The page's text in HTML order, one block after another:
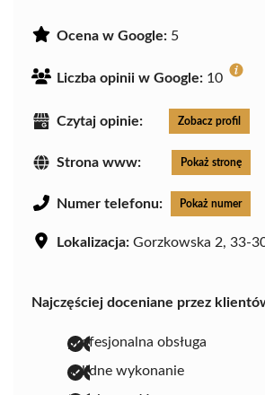
Ocena w Google: 5
Liczba opinii w Google: 10
Czytaj opinie: Zobacz profil
Strona www: Pokaż stronę
Numer telefonu: Pokaż numer
Lokalizacja: Gorzkowska 2, 33-
Najczęściej doceniane przez
profesjonalna obsługa
solidne wykonanie